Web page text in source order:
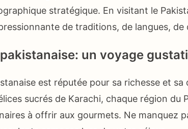
stratégique. En visitant le
de traditions, de langues, de
un voyage
est réputée pour sa richesse et
sucrés de Karachi, chaque région du
à offrir aux gourmets. Ne manquez